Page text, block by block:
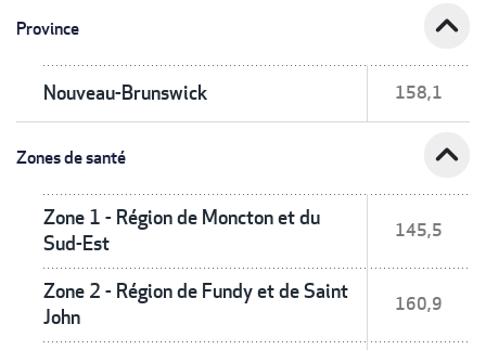
Province expand_less
Nouveau-Brunswick 158,1
Zones de santé expand_less
Zone 1 - Région de Moncton et du
Sud-Est
145,5
Zone 2 - Région de Fundy et de Saint
John
160,9